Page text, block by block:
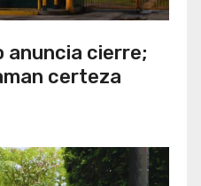
anuncia cierre;
certeza